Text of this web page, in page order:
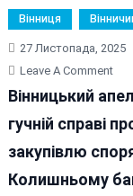
Вінниця
27 Листопада, 2025
Leave A CommentOn
Вінницький
гучній справі
закупівлю
Колишньому